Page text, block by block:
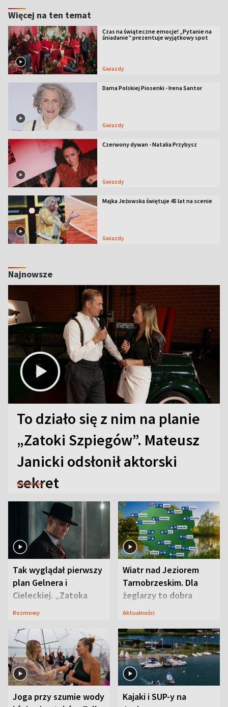
Więcej na ten temat
Czas na świąteczne emocje! „Pytanie na
śniadanie” prezentuje wyjątkowy spot
Gwiazdy
Dama Polskiej Piosenki - Irena Santor
Gwiazdy
Czerwony dywan - Natalia Przybysz
Gwiazdy
Majka Jeżowska świętuje 45 lat na scenie
Gwiazdy
Najnowsze
To działo się z nim na planie
„Zatoki Szpiegów”. Mateusz
Janicki odsłonił aktorski
sekret
Rozmowy
Tak wyglądał pierwszy
plan Gelnera i
Cieleckiej. „Zatoka
szpiegów” od razu ich
Rozmowy
Wiatr nad Jeziorem
Tarnobrzeskim. Dla
żeglarzy to dobra
wiadomość
Aktualności
Joga przy szumie wody
Kajaki i SUP-y na